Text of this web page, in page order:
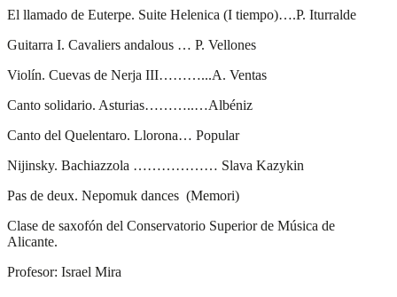
El llamado de Euterpe. Suite Helenica (I tiempo)….P. Iturralde
Guitarra I. Cavaliers andalous … P. Vellones
Violín. Cuevas de Nerja III………...A. Ventas
Canto solidario. Asturias………..…Albéniz
Canto del Quelentaro. Llorona… Popular
Nijinsky. Bachiazzola ……………… Slava Kazykin
Pas de deux. Nepomuk dances (Memori)
Clase de saxofón del Conservatorio Superior de Música de
Alicante.
Profesor: Israel Mira